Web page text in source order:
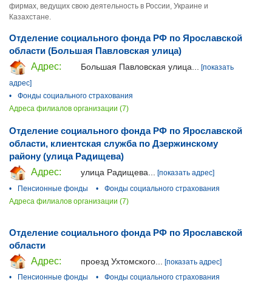
фирмах, ведущих свою деятельность в России, Украине и
Казахстане.
Отделение социального фонда РФ по Ярославской
области (Большая Павловская улица)
Адрес:
Большая Павловская улица...
[показать
адрес]
•
Фонды социального страхования
Адреса филиалов организации (7)
Отделение социального фонда РФ по Ярославской
области, клиентская служба по Дзержинскому
району (улица Радищева)
Адрес:
улица Радищева...
[показать адрес]
•
Пенсионные фонды •
Фонды социального страхования
Адреса филиалов организации (7)
Отделение социального фонда РФ по Ярославской
области
Адрес:
проезд Ухтомского...
[показать адрес]
•
Пенсионные фонды •
Фонды социального страхования